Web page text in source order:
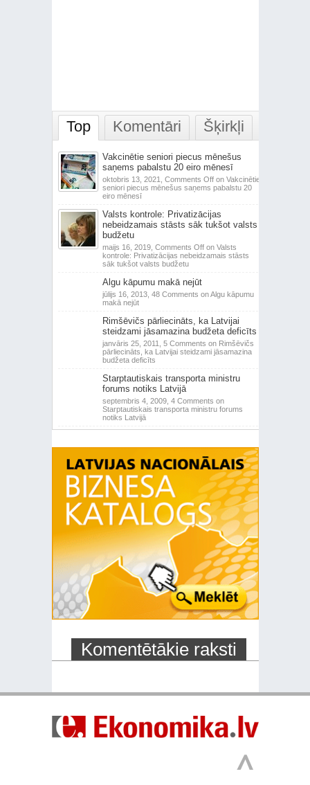
Top Komentāri Šķirkļi
Vakcinētie seniori piecus mēnešus
saņems pabalstu 20 eiro mēnesī
oktobris 13, 2021, Comments Offon Vakcinētie
seniori piecus mēnešus saņems pabalstu 20
eiro mēnesī
Valsts kontrole: Privatizācijas
nebeidzamais stāsts sāk tukšot valsts
budžetu
maijs 16, 2019, Comments Offon Valsts
kontrole: Privatizācijas nebeidzamais stāsts
sāk tukšot valsts budžetu
Algu kāpumu makā nejūt
jūlijs 16, 2013, 48 Comments on Algu kāpumu
makā nejūt
Rimšēvičs pārliecināts, ka Latvijai
steidzami jāsamazina budžeta deficīts
janvāris 25, 2011, 5 Comments on Rimšēvičs
pārliecināts, ka Latvijai steidzami jāsamazina
budžeta deficīts
Starptautiskais transporta ministru
forums notiks Latvijā
septembris 4, 2009, 4 Comments on
Starptautiskais transporta ministru forums
notiks Latvijā
Komentētākie raksti